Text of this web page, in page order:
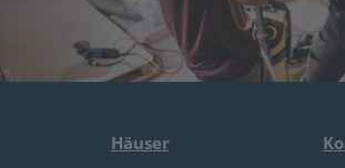
Information bzgl. Hauskauf
verarbeitet werden (hierzu zählt
die Zusendung von Werbe- und
E-Mail, Textnachricht oder
Häuser